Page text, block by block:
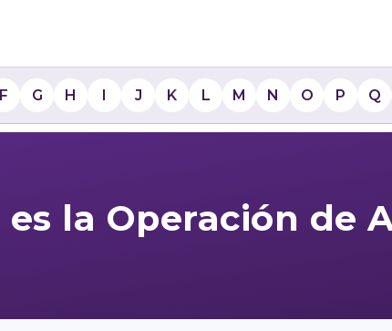
F G H I J K L M N O P Q
es la Operación de